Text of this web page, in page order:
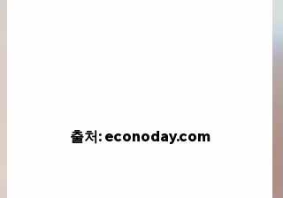
출처: econoday.com